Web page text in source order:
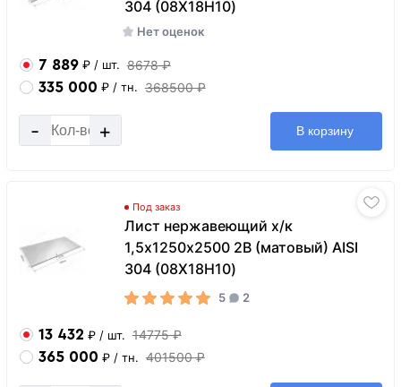
304 (08Х18Н10)
Нет оценок
7 889 ₽ / шт. 8678 ₽
335 000 ₽ / тн. 368500 ₽
- + В корзину
Под заказ
Лист нержавеющий х/к
1,5х1250х2500 2B (матовый) AISI
304 (08Х18Н10)
5 2
13 432 ₽ / шт. 14775 ₽
365 000 ₽ / тн. 401500 ₽